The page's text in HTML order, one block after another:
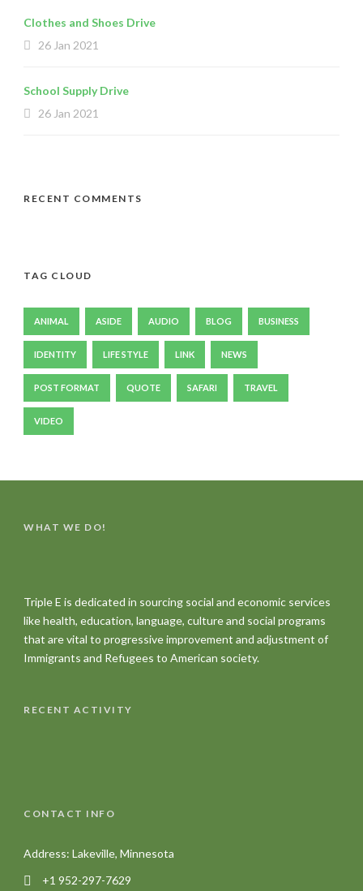
Clothes and Shoes Drive
26 Jan 2021
School Supply Drive
26 Jan 2021
RECENT COMMENTS
TAG CLOUD
ANIMAL ASIDE AUDIO BLOG BUSINESS
IDENTITY LIFE STYLE LINK NEWS
POST FORMAT QUOTE SAFARI TRAVEL
VIDEO
WHAT WE DO!
Triple E is dedicated in sourcing social and economic services
like health, education, language, culture and social programs
that are vital to progressive improvement and adjustment of
Immigrants and Refugees to American society.
RECENT ACTIVITY
CONTACT INFO
Address: Lakeville, Minnesota
+1 952-297-7629